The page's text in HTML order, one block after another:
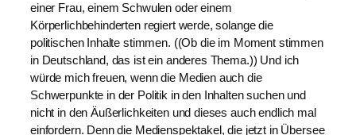
einer Frau, einem Schwulen oder einem
Körperlichbehinderten regiert werde, solange die
politischen Inhalte stimmen. ((Ob die im Moment stimmen
in Deutschland, das ist ein anderes Thema.)) Und ich
würde mich freuen, wenn die Medien auch die
Schwerpunkte in der Politik in den Inhalten suchen und
nicht in den Äußerlichkeiten und dieses auch endlich mal
einfordern. Denn die Medienspektakel, die jetzt in Übersee